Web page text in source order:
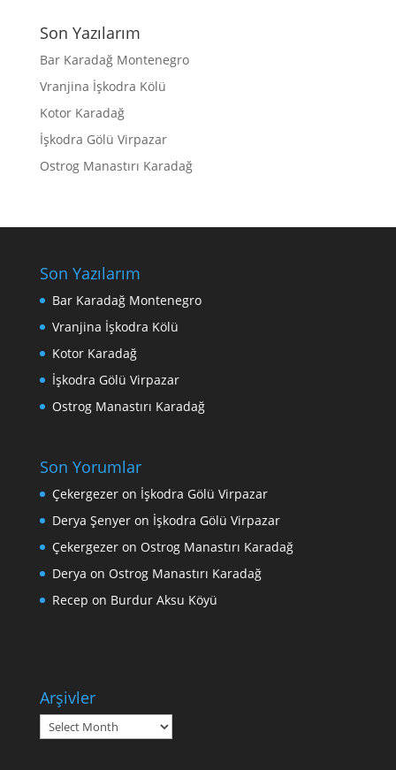
Son Yazılarım
Bar Karadağ Montenegro
Vranjina İşkodra Kölü
Kotor Karadağ
İşkodra Gölü Virpazar
Ostrog Manastırı Karadağ
Son Yazılarım
Bar Karadağ Montenegro
Vranjina İşkodra Kölü
Kotor Karadağ
İşkodra Gölü Virpazar
Ostrog Manastırı Karadağ
Son Yorumlar
Çekergezeron İşkodra Gölü Virpazar
Derya Şenyeron İşkodra Gölü Virpazar
Çekergezeron Ostrog Manastırı Karadağ
Derya on Ostrog Manastırı Karadağ
Recep on Burdur Aksu Köyü
Arşivler
Arşivler